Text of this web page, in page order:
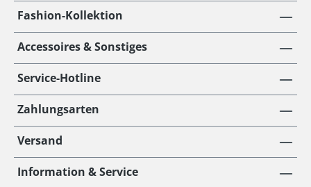
Fashion-Kollektion
Accessoires & Sonstiges
Service-Hotline
Zahlungsarten
Versand
Information & Service